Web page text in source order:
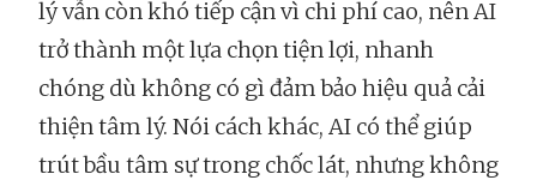
lý vẫn còn khó tiếp cận vì chi phí cao, nên AI
trở thành một lựa chọn tiện lợi, nhanh
chóng dù không có gì đảm bảo hiệu quả cải
thiện tâm lý. Nói cách khác, AI có thể giúp
trút bầu tâm sự trong chốc lát, nhưng không